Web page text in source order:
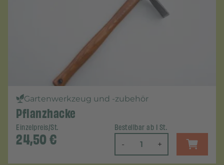
Gartenwerkzeug und -zubehör
Pflanzhacke
Einzelpreis/St.
24,50€
Bestellbar ab 1 St.
- +